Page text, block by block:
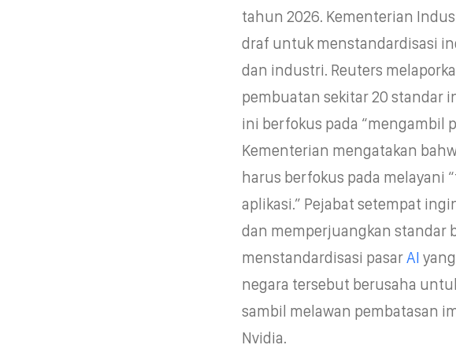
tahun 2026. Kementerian
draf untuk menstandardisasi
dan industri. Reuters
pembuatan sekitar 20 standar
ini berfokus pada “mengambil
Kementerian mengatakan
harus berfokus pada melayani
aplikasi.” Pejabat setempat
dan memperjuangkan standar
menstandardisasi pasarAI
negara tersebut berusaha
sambil melawan pembatasan
Nvidia.